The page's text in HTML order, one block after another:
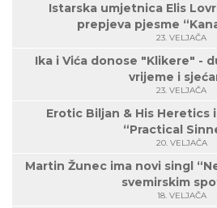
Istarska umjetnica Elis
prepjeva pjesme
23. VELJAČA
Ika i Vića donose "Klikere" -
vrijeme i
23. VELJAČA
Erotic Biljan & His Heretics
“Practical
20. VELJAČA
Martin Žunec ima novi singl
svemirskim
18. VELJAČA